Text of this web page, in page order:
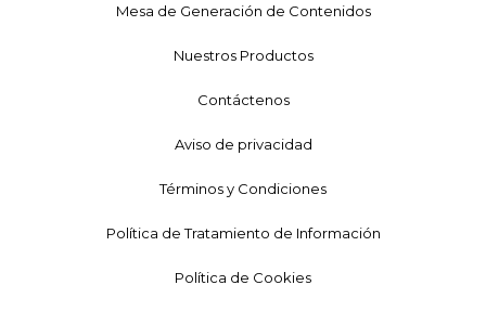
Mesa de Generación de Contenidos
Nuestros Productos
Contáctenos
Aviso de privacidad
Términos y Condiciones
Política de Tratamiento de Información
Política de Cookies